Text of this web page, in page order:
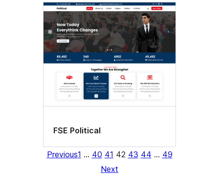
FSE Political
Previous1 … 40 41 42 43 44 … 49
Next